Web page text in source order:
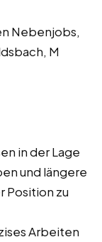
Nebenjobs,
M
in der Lage
und längere
Position zu
Arbeiten